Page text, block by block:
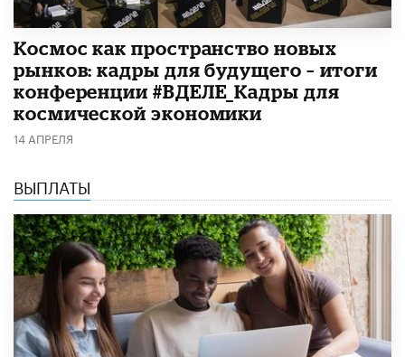
Космос как пространство новых
рынков: кадры для будущего – итоги
конференции #ВДЕЛЕ_Кадры для
космической экономики
14 АПРЕЛЯ
ВЫПЛАТЫ